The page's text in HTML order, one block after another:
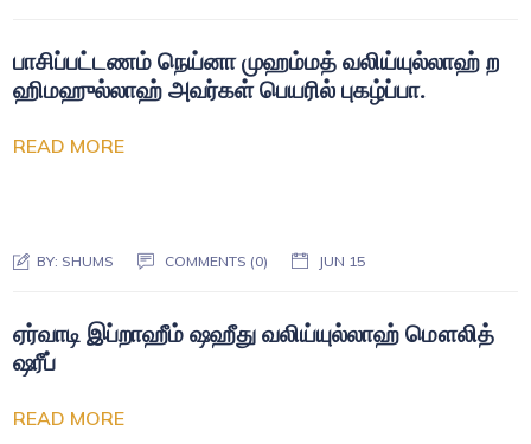
பாசிப்பட்டணம் நெய்னா முஹம்மத் வலிய்யுல்லாஹ் ற
ஹிமஹுல்லாஹ் அவர்கள் பெயரில் புகழ்ப்பா.
READ MORE
BY: SHUMS COMMENTS (0) JUN 15
ஏர்வாடி இப்றாஹீம் ஷஹீது வலிய்யுல்லாஹ் மௌலித்
ஷரீப்
READ MORE